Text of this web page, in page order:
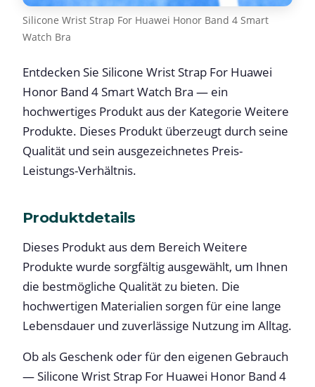
Silicone Wrist Strap For Huawei Honor Band 4 Smart
Watch Bra
Entdecken Sie Silicone Wrist Strap For Huawei
Honor Band 4 Smart Watch Bra — ein
hochwertiges Produkt aus der Kategorie Weitere
Produkte. Dieses Produkt überzeugt durch seine
Qualität und sein ausgezeichnetes Preis-
Leistungs-Verhältnis.
Produktdetails
Dieses Produkt aus dem Bereich Weitere
Produkte wurde sorgfältig ausgewählt, um Ihnen
die bestmögliche Qualität zu bieten. Die
hochwertigen Materialien sorgen für eine lange
Lebensdauer und zuverlässige Nutzung im Alltag.
Ob als Geschenk oder für den eigenen Gebrauch
— Silicone Wrist Strap For Huawei Honor Band 4